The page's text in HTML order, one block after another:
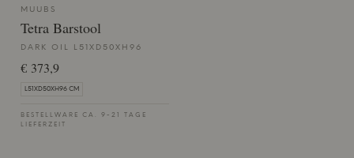
MUUBS
Tetra Barstool
DARK OIL L51XD50XH96
€ 373,9
L51XD50XH96 CM
BESTELLWARE CA. 9-21 TAGE
LIEFERZEIT